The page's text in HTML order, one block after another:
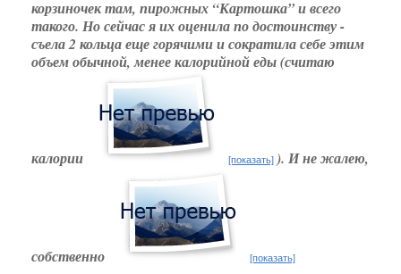
корзиночек там, пирожных “Картошка” и всего
такого. Но сейчас я их оценила по достоинству -
съела 2 кольца еще горячими и сократила себе этим
объем обычной, менее калорийной еды (считаю
калории [показать] ). И не жалею,
собственно [показать]